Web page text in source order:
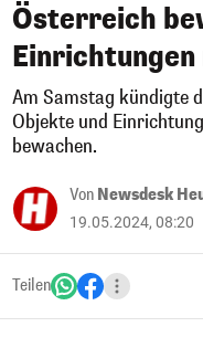
Österreich
Am Samstag kündigte
Objekte und
bewachen.
Von Newsdesk
19.05.2024, 08:20
Teilen